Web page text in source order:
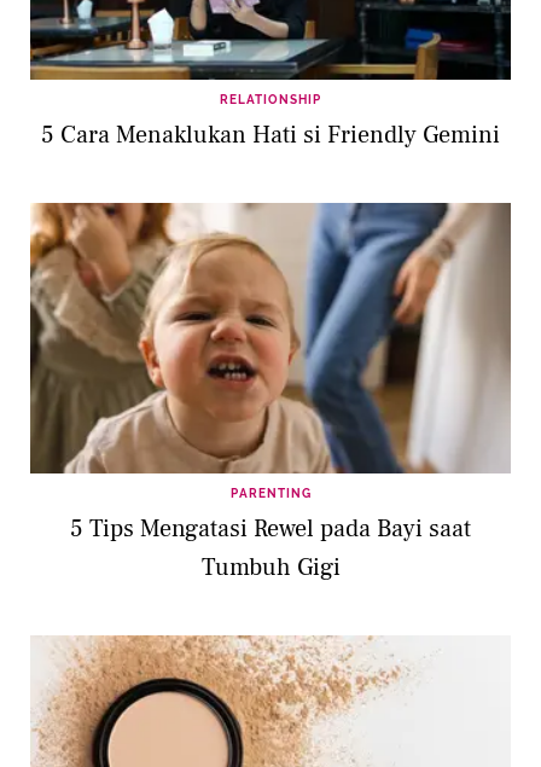
RELATIONSHIP
5 Cara Menaklukan Hati si Friendly Gemini
PARENTING
5 Tips Mengatasi Rewel pada Bayi saat
Tumbuh Gigi